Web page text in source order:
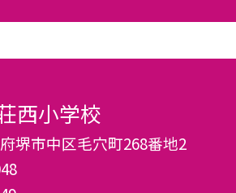
西小学校
堺市中区毛穴町268番地2